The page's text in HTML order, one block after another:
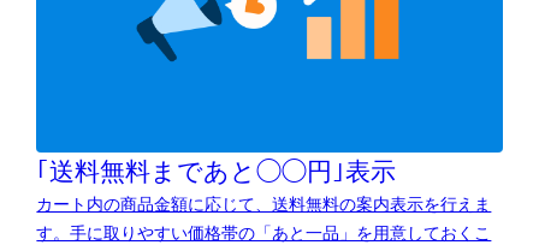
｢送料無料まであと◯◯円｣表示
カート内の商品金額に応じて、送料無料の案内表示を行えま
す。手に取りやすい価格帯の「あと一品」を用意しておくこ